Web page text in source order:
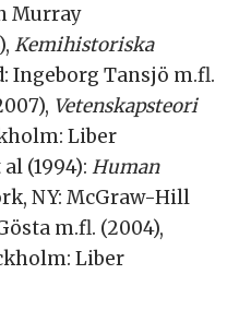
Murray
Kemihistoriska
Ingeborg Tansjö m.fl.
Vetenskapsteori
Liber
(1994): Human
NY: McGraw-Hill
m.fl. (2004),
Liber